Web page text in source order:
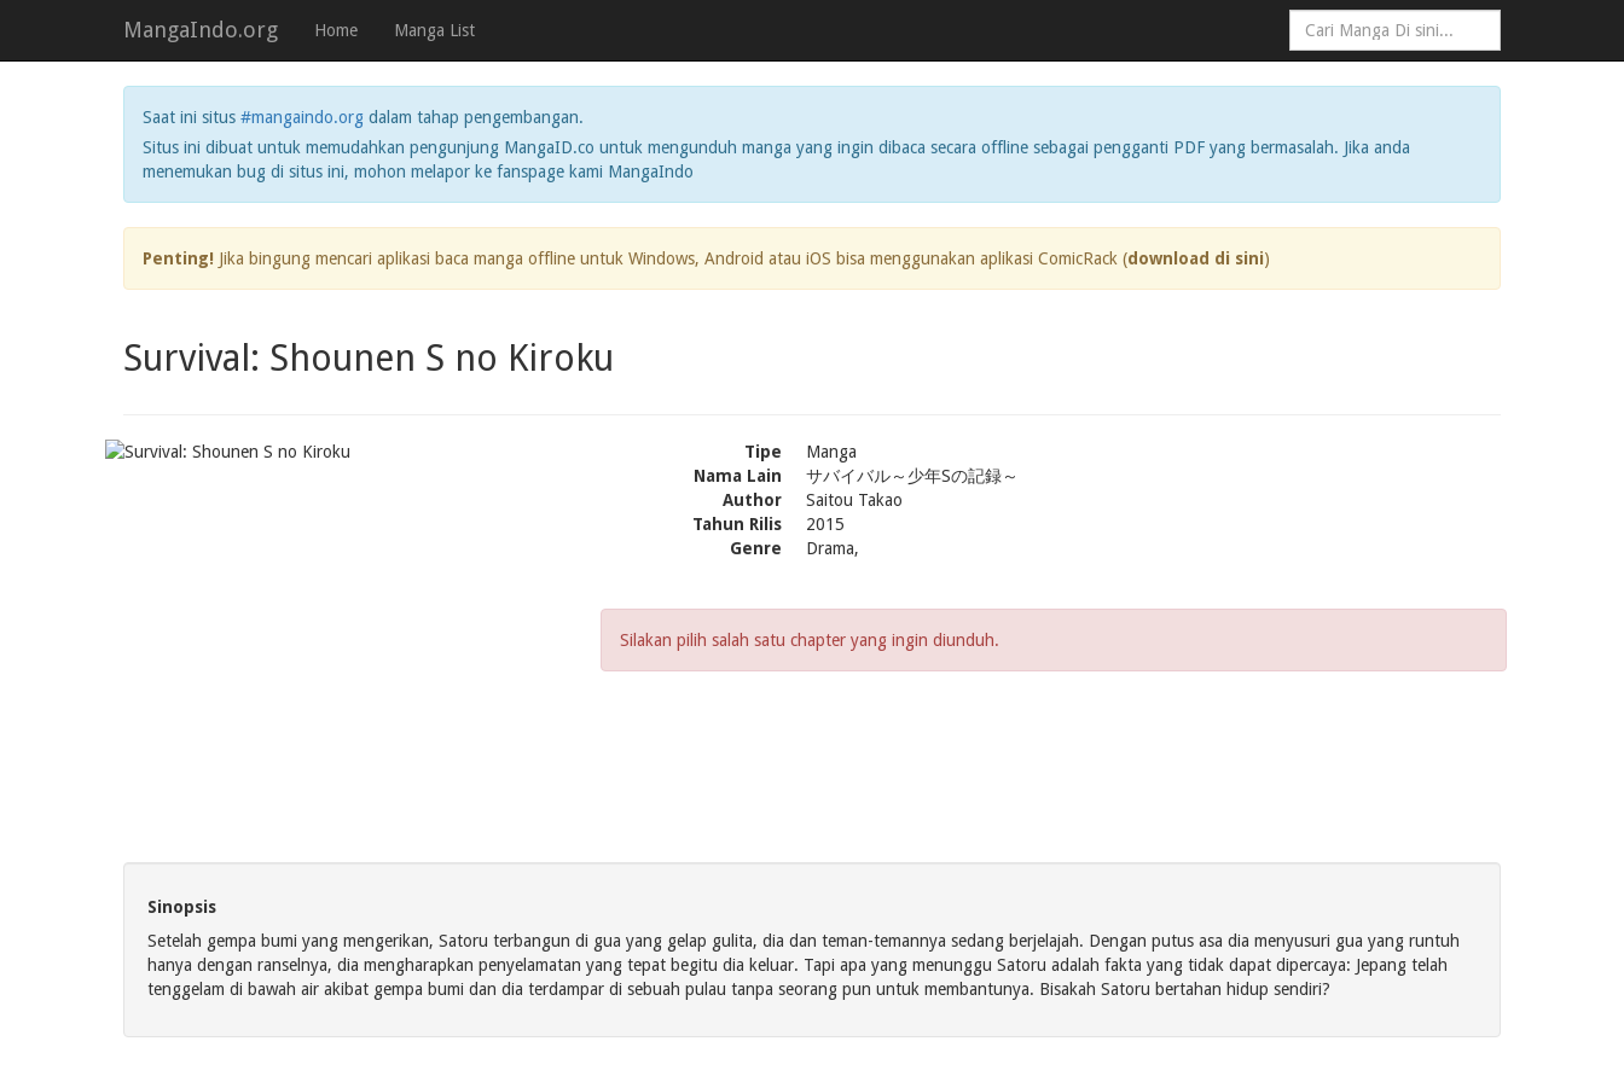
MangaIndo.org Home Manga List
Saat ini situs #mangaindo.org dalam tahap pengembangan.
Situs ini dibuat untuk memudahkan pengunjung MangaID.co untuk mengunduh manga yang ingin dibaca secara offline sebagai pengganti PDF yang bermasalah. Jika anda
menemukan bug di situs ini, mohon melapor ke fanspage kami MangaIndo
Penting! Jika bingung mencari aplikasi baca manga offline untuk Windows, Android atau iOS bisa menggunakan aplikasi ComicRack (download di sini)
Survival: Shounen S no Kiroku
Tipe
Manga
Nama Lain
サバイバル～少年Sの記録～
Author
Saitou Takao
Tahun Rilis
2015
Genre
Drama,
Silakan pilih salah satu chapter yang ingin diunduh.
Sinopsis
Setelah gempa bumi yang mengerikan, Satoru terbangun di gua yang gelap gulita, dia dan teman-temannya sedang berjelajah. Dengan putus asa dia menyusuri gua yang runtuh
hanya dengan ranselnya, dia mengharapkan penyelamatan yang tepat begitu dia keluar. Tapi apa yang menunggu Satoru adalah fakta yang tidak dapat dipercaya: Jepang telah
tenggelam di bawah air akibat gempa bumi dan dia terdampar di sebuah pulau tanpa seorang pun untuk membantunya. Bisakah Satoru bertahan hidup sendiri?